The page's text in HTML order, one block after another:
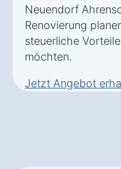
Neuendorf
Renovierung
steuerliche
möchten.
Jetzt Angebot